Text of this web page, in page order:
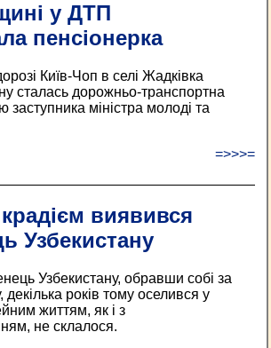
у ДТП
пенсіонерка
Київ-Чоп в селі Жадківка
сталась дорожньо-транспортна
заступника міністра молоді та
=>>>=
виявився
Узбекистану
Узбекистану, обравши собі за
декілька років тому оселився у
життям, як і з
не склалося.